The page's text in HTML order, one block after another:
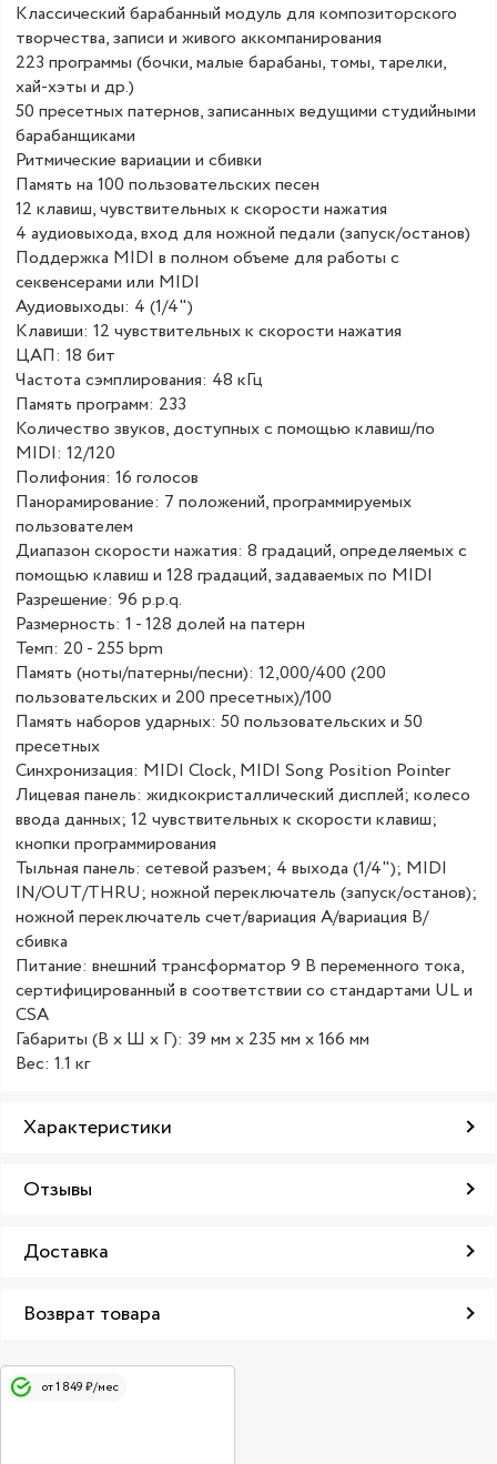
Классический барабанный модуль для композиторского
творчества, записи и живого аккомпанирования
223 программы (бочки, малые барабаны, томы, тарелки,
хай-хэты и др.)
50 пресетных патернов, записанных ведущими студийными
барабанщиками
Ритмические вариации и сбивки
Память на 100 пользовательских песен
12 клавиш, чувствительных к скорости нажатия
4 аудиовыхода, вход для ножной педали (запуск/останов)
Поддержка MIDI в полном объеме для работы с
секвенсерами или MIDI
Аудиовыходы: 4 (1/4")
Клавиши: 12 чувствительных к скорости нажатия
ЦАП: 18 бит
Частота сэмплирования: 48 кГц
Память программ: 233
Количество звуков, доступных с помощью клавиш/по
MIDI: 12/120
Полифония: 16 голосов
Панорамирование: 7 положений, программируемых
пользователем
Диапазон скорости нажатия: 8 градаций, определяемых с
помощью клавиш и 128 градаций, задаваемых по MIDI
Разрешение: 96 p.p.q.
Размерность: 1 - 128 долей на патерн
Темп: 20 - 255 bpm
Память (ноты/патерны/песни): 12,000/400 (200
пользовательских и 200 пресетных)/100
Память наборов ударных: 50 пользовательских и 50
пресетных
Синхронизация: MIDI Clock, MIDI Song Position Pointer
Лицевая панель: жидкокристаллический дисплей; колесо
ввода данных; 12 чувствительных к скорости клавиш;
кнопки программирования
Тыльная панель: сетевой разъем; 4 выхода (1/4"); MIDI
IN/OUT/THRU; ножной переключатель (запуск/останов);
ножной переключатель счет/вариация A/вариация B/
сбивка
Питание: внешний трансформатор 9 В переменного тока,
сертифицированный в соответствии со стандартами UL и
CSA
Габариты (В х Ш х Г): 39 мм х 235 мм х 166 мм
Вес: 1.1 кг
Характеристики
Отзывы
Доставка
Возврат товара
от 1 849 ₽/мес